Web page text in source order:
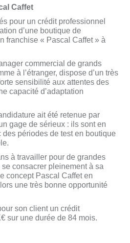
Caffet
pour un crédit professionnel
d’une boutique de
franchise « Pascal Caffet » à
commercial de grands
à l’étranger, dispose d’un très
sensibilité aux attentes des
capacité d’adaptation
ait été retenue par
gage de sérieux : ils sont en
des périodes de test en boutique
à travailler pour de grandes
consacrer pleinement à sa
concept Pascal Caffet en
une très bonne opportunité
son client un crédit
sur une durée de 84 mois.